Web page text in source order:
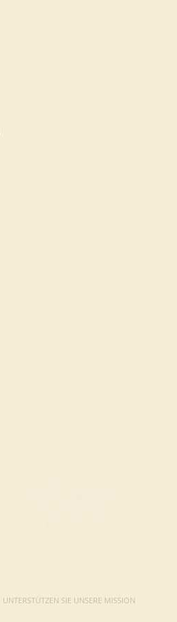
UNTERSTÜTZEN SIE UNSERE MISSION